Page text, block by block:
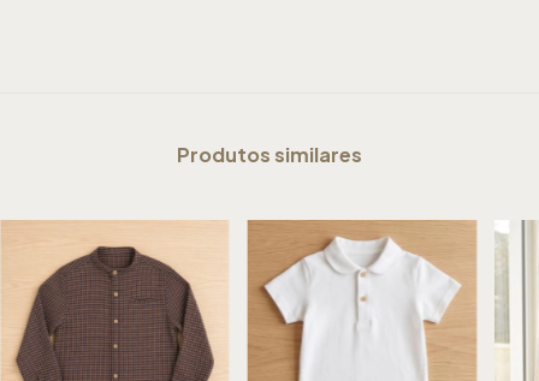
Produtos similares